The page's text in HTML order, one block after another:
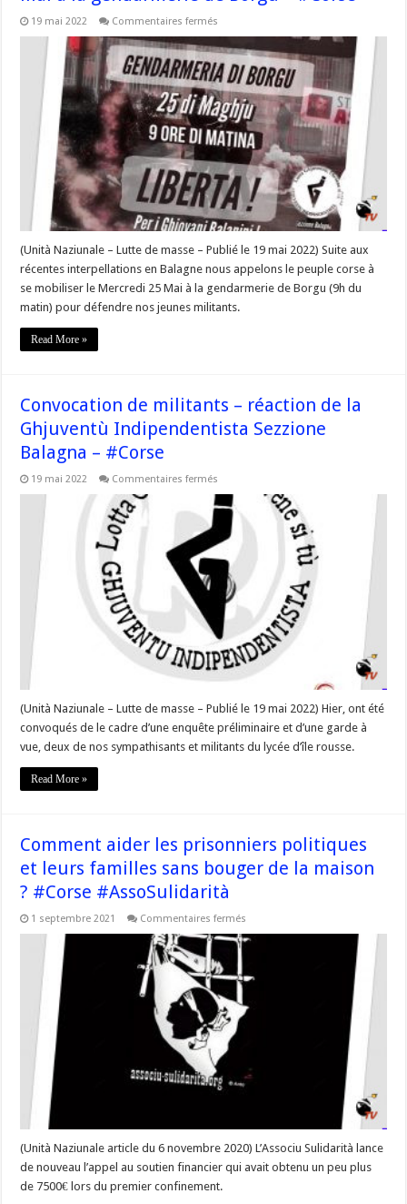
19 mai 2022 Commentaires fermés
soutien
mercredi
25
Mai
à
la
gendarmerie
de
Borgu
–
#Corse
(Unità Naziunale – Lutte de masse – Publié le 19 mai 2022) Suite aux
récentes interpellations en Balagne nous appelons le peuple corse à
se mobiliser le Mercredi 25 Mai à la gendarmerie de Borgu (9h du
matin) pour défendre nos jeunes militants.
Read More »
Convocation de militants – réaction de la
Ghjuventù Indipendentista Sezzione
Balagna – #Corse
19 mai 2022 Commentaires fermés
de
militants
réaction
la
Ghjuventù
Indipendentista
Sezzione
Balagna
#Corse
(Unità Naziunale – Lutte de masse – Publié le 19 mai 2022) Hier, ont été
convoqués de le cadre d’une enquête préliminaire et d’une garde à
vue, deux de nos sympathisants et militants du lycée d’île rousse.
Read More »
Comment aider les prisonniers politiques
et leurs familles sans bouger de la maison
? #Corse #AssoSulidarità
1 septembre 2021 Commentaires fermés
aider
politiques
familles
maison
(Unità Naziunale article du 6 novembre 2020) L’Associu Sulidarità lance
de nouveau l’appel au soutien financier qui avait obtenu un peu plus
de 7500€ lors du premier confinement.